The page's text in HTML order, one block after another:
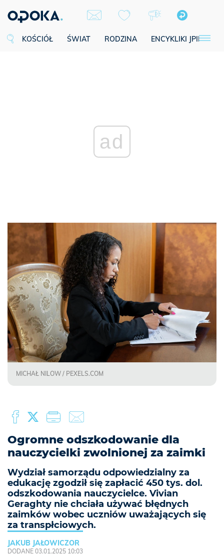
KOŚCIÓŁ ŚWIAT RODZINA ENCYKLIKI JPII
ad
MICHAŁ NILOW / PEXELS.COM
Ogromne odszkodowanie dla
nauczycielki zwolnionej za zaimki
Wydział samorządu odpowiedzialny za
edukację zgodził się zapłacić 450 tys. dol.
odszkodowania nauczycielce. Vivian
Geraghty nie chciała używać błędnych
zaimków wobec uczniów uważających się
za transpłciowych.
JAKUB JAŁOWICZOR
DODANE 03.01.2025 10:03